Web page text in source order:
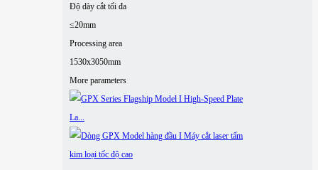
Độ dày cắt tối đa
≤20mm
Processing area
1530x3050mm
More parameters